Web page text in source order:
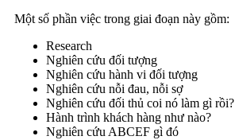
Một số phần việc trong giai đoạn này gồm:
Research
Nghiên cứu đối tượng
Nghiên cứu hành vi đối tượng
Nghiên cứu nỗi đau, nỗi sợ
Nghiên cứu đối thủ coi nó làm gì rồi?
Hành trình khách hàng như nào?
Nghiên cứu ABCEF gì đó